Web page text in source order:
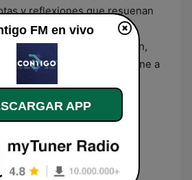
y reflexiones que resuenan
sus oyentes. La estación
de diálogo y participación,
el lenguaje universal que une a
FM:
FM en vivo
APP